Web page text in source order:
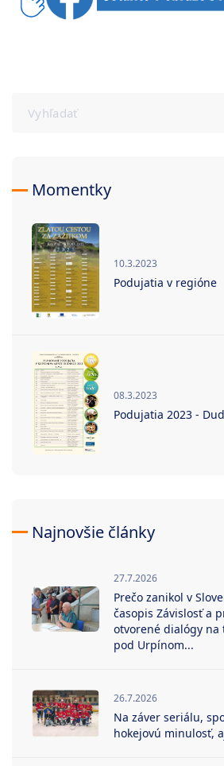
Momentky
10.3.2023
Podujatia v regióne
08.3.2023
Podujatia 2023 -
Najnovšie články
27.7.2026
Prečo zanikol v
časopis Závislosť a
otvorené dialógy na
pod Urpínom...
26.7.2026
Na záver seriálu,
hokejovú minulosť,